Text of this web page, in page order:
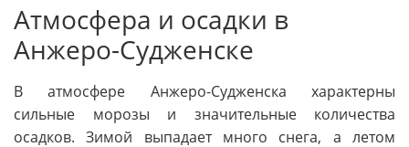
Атмосфера и осадки в
Анжеро-Судженске
В атмосфере Анжеро-Судженска характерны
сильные морозы и значительные количества
осадков. Зимой выпадает много снега, а летом